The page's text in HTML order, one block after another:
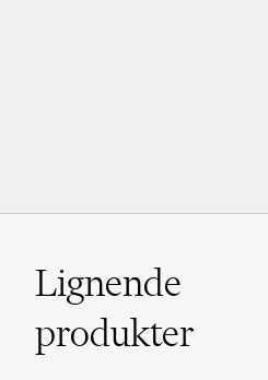
Lignende
produkter